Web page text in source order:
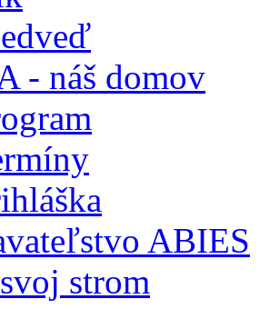
- náš domov
ABIES
strom